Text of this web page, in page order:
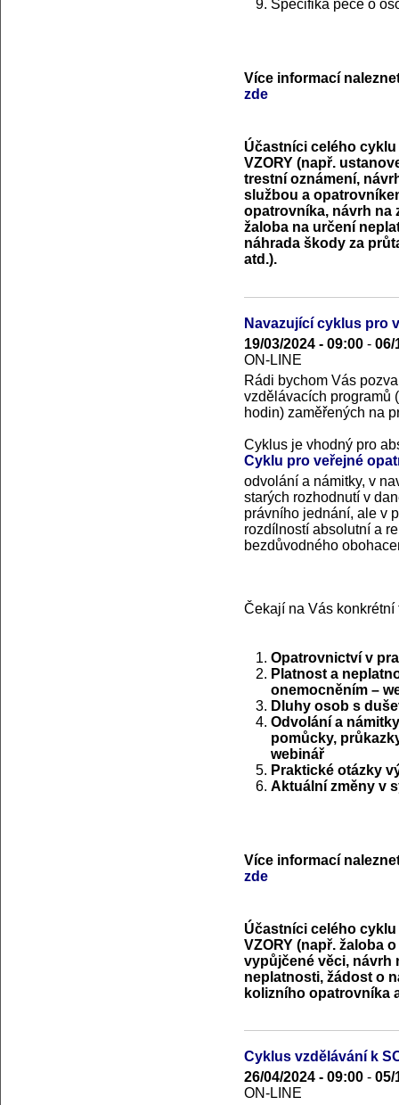
Specifika péče o
Více informací
zde
Účastníci celého
VZORY (např.
trestní oznámení,
službou a
opatrovníka, návrh na
žaloba na určení
náhrada škody za
atd.).
Navazující cyklus pro
19/03/2024 - 09:00 - 06/
ON-LINE
Rádi bychom Vás
vzdělávacích programů
hodin) zaměřených na
Cyklus je vhodný pro
Cyklu pro veřejné
odvolání a námitky, v
starých rozhodnutí v
právního jednání, ale v
rozdílností absolutní a
bezdůvodného
Čekají na Vás konkrétní
Opatrovnictví v
Platnost a
onemocněním –
Dluhy osob s
Odvolání a
pomůcky,
webinář
Praktické otázky
Aktuální změny v
Více informací
zde
Účastníci celého
VZORY (např. žaloba
vypůjčené věci, návrh
neplatnosti, žádost o
kolizního opatrovníka
Cyklus vzdělávání k
26/04/2024 - 09:00 - 05/
ON-LINE